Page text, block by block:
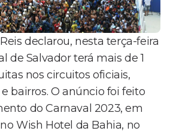
declarou, nesta terça-feira
de Salvador terá mais de 1
nos circuitos oficiais,
bairros. O anúncio foi feito
do Carnaval 2023, em
Wish Hotel da Bahia, no